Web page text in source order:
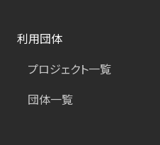
利用団体
プロジェクト一覧
団体一覧